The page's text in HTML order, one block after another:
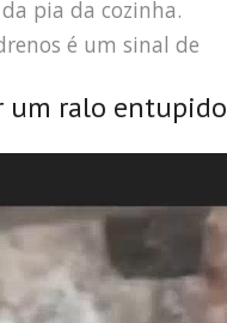
pia da cozinha.
é um sinal de
um ralo entupido